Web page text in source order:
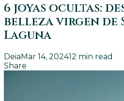
6 joyas ocultas:
belleza virgen de
Laguna
DeiaMar 14, 202412 min read
Share